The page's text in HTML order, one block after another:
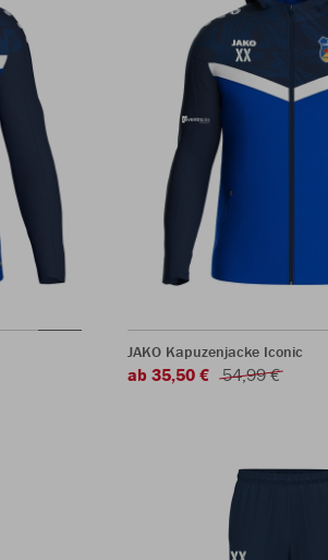
JAKO Kapuzenjacke Iconic
ab 35,50 € 54,99 €